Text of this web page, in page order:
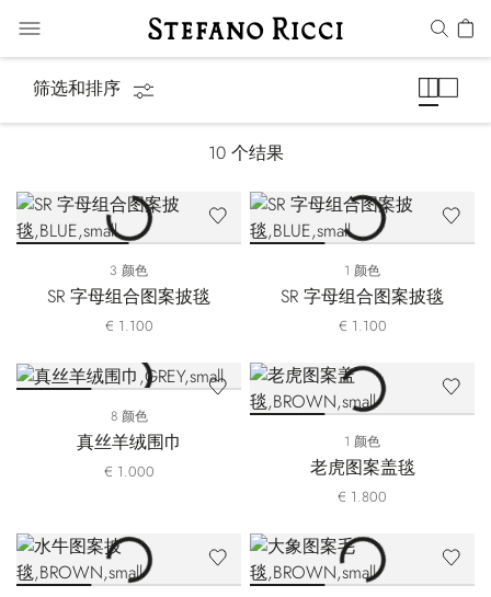
筛选和排序
10 个结果
3 颜色
SR 字母组合图案披毯
€ 1.100
1 颜色
SR 字母组合图案披毯
€ 1.100
8 颜色
真丝羊绒围巾
€ 1.000
1 颜色
老虎图案盖毯
€ 1.800